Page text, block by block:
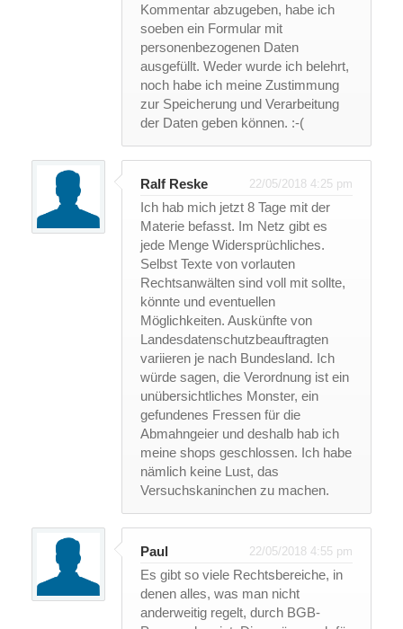
Kommentar abzugeben, habe ich
soeben ein Formular mit
personenbezogenen Daten
ausgefüllt. Weder wurde ich belehrt,
noch habe ich meine Zustimmung
zur Speicherung und Verarbeitung
der Daten geben können. :-(
Ralf Reske 22/05/2018 4:25 pm
Ich hab mich jetzt 8 Tage mit der
Materie befasst. Im Netz gibt es
jede Menge Widersprüchliches.
Selbst Texte von vorlauten
Rechtsanwälten sind voll mit sollte,
könnte und eventuellen
Möglichkeiten. Auskünfte von
Landesdatenschutzbeauftragten
variieren je nach Bundesland. Ich
würde sagen, die Verordnung ist ein
unübersichtliches Monster, ein
gefundenes Fressen für die
Abmahngeier und deshalb hab ich
meine shops geschlossen. Ich habe
nämlich keine Lust, das
Versuchskaninchen zu machen.
Paul 22/05/2018 4:55 pm
Es gibt so viele Rechtsbereiche, in
denen alles, was man nicht
anderweitig regelt, durch BGB-